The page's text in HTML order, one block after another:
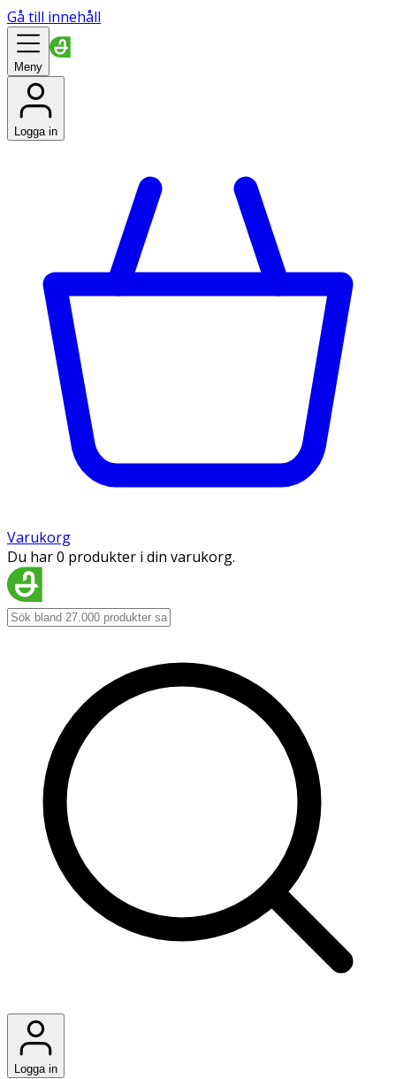
Gå till innehåll
Meny
Logga in
Varukorg
Du har 0 produkter i din varukorg.
Logga in